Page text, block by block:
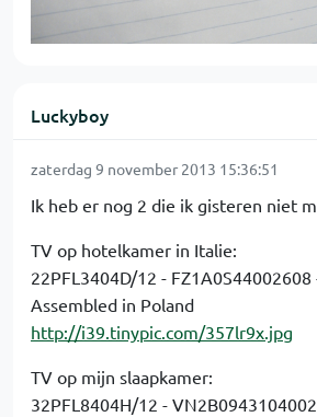
Luckyboy
zaterdag 9 november 2013 15:36:51
Ik heb er nog 2 die ik gisteren niet
TV op hotelkamer in Italie:
22PFL3404D/12 - FZ1A0S44002608
Assembled in Poland
http://i39.tinypic.com/357lr9x.jpg
TV op mijn slaapkamer:
32PFL8404H/12 -